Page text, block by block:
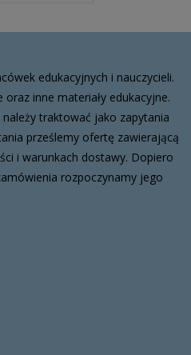
edukacyjnych i nauczycieli.
inne materiały edukacyjne.
traktować jako zapytania
prześlemy ofertę zawierającą
i warunkach dostawy. Dopiero
rozpoczynamy jego